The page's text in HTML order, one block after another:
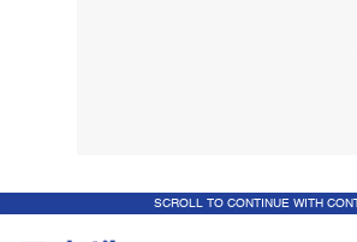
SCROLL TO CONTINUE WITH